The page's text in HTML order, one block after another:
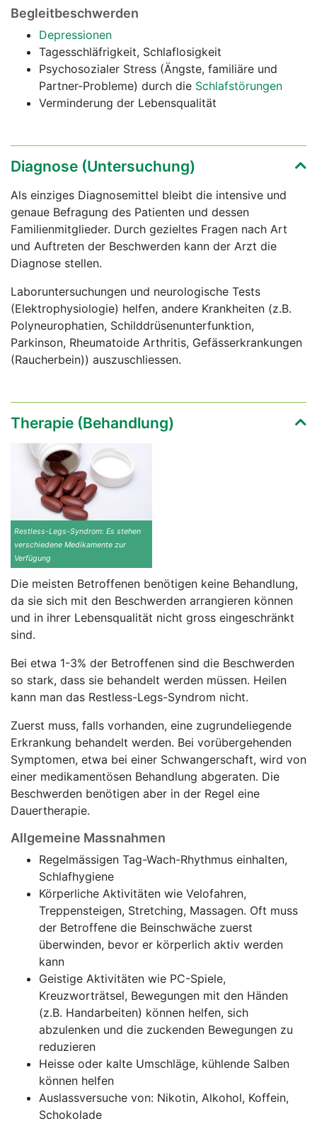
Begleitbeschwerden
Depressionen
Tagesschläfrigkeit, Schlaflosigkeit
Psychosozialer Stress (Ängste, familiäre und
Partner-Probleme) durch die Schlafstörungen
Verminderung der Lebensqualität
Diagnose (Untersuchung)
Als einziges Diagnosemittel bleibt die intensive und
genaue Befragung des Patienten und dessen
Familienmitglieder. Durch gezieltes Fragen nach Art
und Auftreten der Beschwerden kann der Arzt die
Diagnose stellen.
Laboruntersuchungen und neurologische Tests
(Elektrophysiologie) helfen, andere Krankheiten (z.B.
Polyneurophatien, Schilddrüsenunterfunktion,
Parkinson, Rheumatoide Arthritis, Gefässerkrankungen
(Raucherbein)) auszuschliessen.
Therapie (Behandlung)
Restless-Legs-Syndrom: Es stehen
verschiedene Medikamente zur
Verfügung
Die meisten Betroffenen benötigen keine Behandlung,
da sie sich mit den Beschwerden arrangieren können
und in ihrer Lebensqualität nicht gross eingeschränkt
sind.
Bei etwa 1-3% der Betroffenen sind die Beschwerden
so stark, dass sie behandelt werden müssen. Heilen
kann man das Restless-Legs-Syndrom nicht.
Zuerst muss, falls vorhanden, eine zugrundeliegende
Erkrankung behandelt werden. Bei vorübergehenden
Symptomen, etwa bei einer Schwangerschaft, wird von
einer medikamentösen Behandlung abgeraten. Die
Beschwerden benötigen aber in der Regel eine
Dauertherapie.
Allgemeine Massnahmen
Regelmässigen Tag-Wach-Rhythmus einhalten,
Schlafhygiene
Körperliche Aktivitäten wie Velofahren,
Treppensteigen, Stretching, Massagen. Oft muss
der Betroffene die Beinschwäche zuerst
überwinden, bevor er körperlich aktiv werden
kann
Geistige Aktivitäten wie PC-Spiele,
Kreuzworträtsel, Bewegungen mit den Händen
(z.B. Handarbeiten) können helfen, sich
abzulenken und die zuckenden Bewegungen zu
reduzieren
Heisse oder kalte Umschläge, kühlende Salben
können helfen
Auslassversuche von: Nikotin, Alkohol, Koffein,
Schokolade